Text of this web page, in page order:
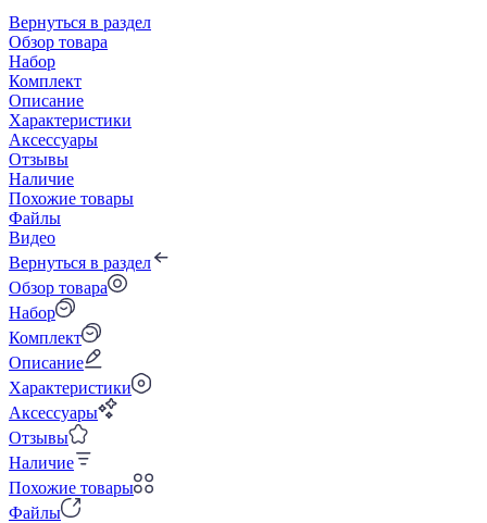
Вернуться в раздел
Обзор товара
Набор
Комплект
Описание
Характеристики
Аксессуары
Отзывы
Наличие
Похожие товары
Файлы
Видео
Вернуться в раздел
Обзор товара
Набор
Комплект
Описание
Характеристики
Аксессуары
Отзывы
Наличие
Похожие товары
Файлы